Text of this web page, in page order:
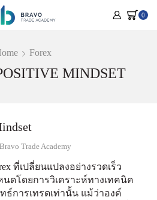
0
Forex
MINDSET
Bravo Trade Academy
ที่เปลี่ยนแปลงอย่างรวดเร็ว
ดโดยการวิเคราะห์ทางเทคนิค
การเทรดเท่านั้น แม้ว่าองค์